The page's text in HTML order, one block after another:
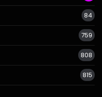
84
759
808
815